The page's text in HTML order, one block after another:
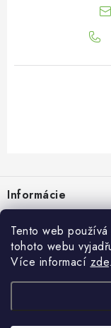
Tento web
tohoto webu
Více informací zde.
p
ä
Informácie
Veľkoobchod
O Botanicu
Blog
Projekt Botanic
O nás
Blog Botanic –
doplnkov stravy
Ako užívať jablčný